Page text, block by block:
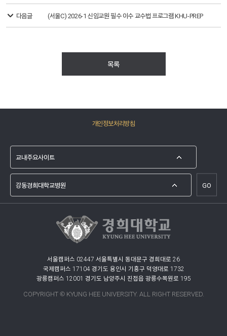
다음글 (서울C) 2026-1 신임교원 필수 이수 교수법 프로그램 KHU-PREP
목록
개인정보처리방침
GO
서울캠퍼스 02447 서울특별시 동대문구 경희대로 26
국제캠퍼스 17104 경기도 용인시 기흥구 덕영대로 1732
광릉캠퍼스 12001 경기도 남양주시 진접읍 광릉수목원로 195
COPYRIGHT © KYUNG HEE UNIVERSITY. ALL RIGHT RESERVED.